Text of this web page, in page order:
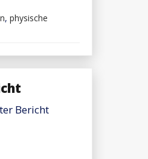
, physische
Bericht